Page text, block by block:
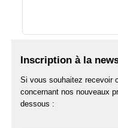
Inscription à la
Si vous souhaitez recevoir
concernant nos nouveaux
dessous :